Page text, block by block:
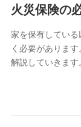
電話対応の品
6.採用応募者
採用選考およ
火災保険の
家を保有してい
く必要がありま
解説していきます